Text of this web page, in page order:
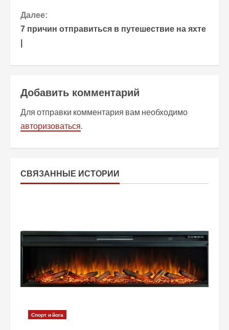
о
д
ж
и
ч
е
н
и
е
Далее:
7 причин отправиться в путешествие на яхте
Добавить комментарий
Для отправки комментария вам необходимо
авторизоваться
СВЯЗАННЫЕ ИСТОРИИ
Спорт и йога